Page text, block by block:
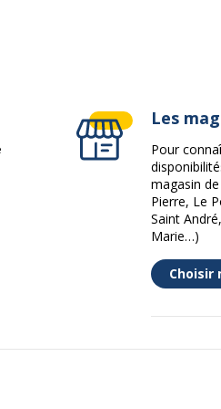
59 cm
1
13 kg
Les
Pour
magasin
Pierre, Le
Saint
Marie…)
Choisir